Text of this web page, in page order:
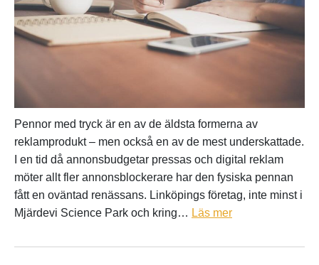
Pennor med tryck är en av de äldsta formerna av
reklamprodukt – men också en av de mest underskattade.
I en tid då annonsbudgetar pressas och digital reklam
möter allt fler annonsblockerare har den fysiska pennan
fått en oväntad renässans. Linköpings företag, inte minst i
Mjärdevi Science Park och kring… Läs mer